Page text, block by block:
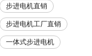
步进电机直销
步进电机工厂直销
一体式步进电机